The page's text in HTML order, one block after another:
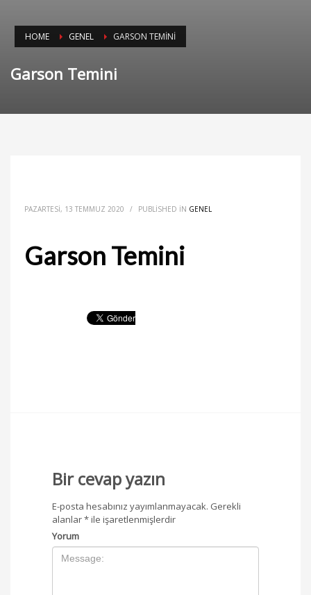
HOME GENEL GARSON TEMINI
Garson Temini
PAZARTESI, 13 TEMMUZ 2020 / PUBLISHED IN GENEL
Garson Temini
Bir cevap yazın
E-posta hesabınız yayımlanmayacak. Gerekli
alanlar*ile işaretlenmişlerdir
Yorum